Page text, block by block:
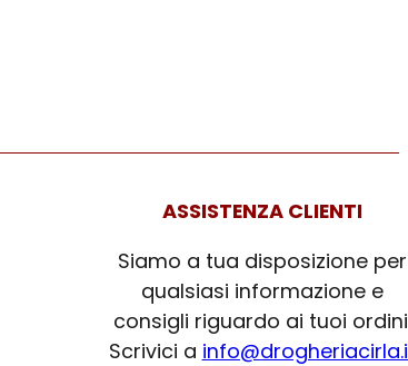
ASSISTENZA CLIENTI
Siamo a tua disposizione per
qualsiasi informazione e
consigli riguardo ai tuoi
Scrivici a